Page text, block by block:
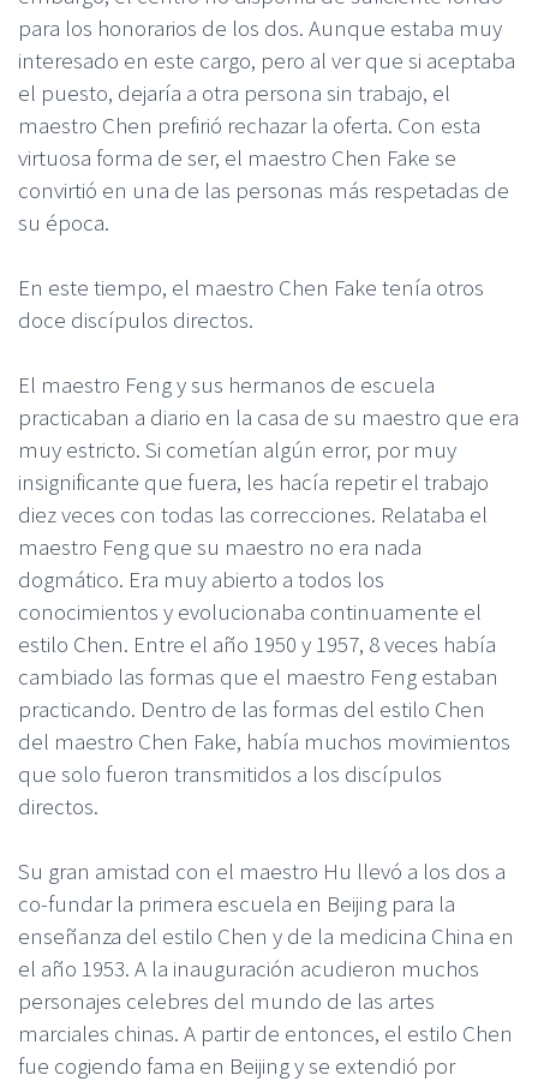
para los honorarios de los dos. Aunque estaba muy
interesado en este cargo, pero al ver que si aceptaba
el puesto, dejaría a otra persona sin trabajo, el
maestro Chen prefirió rechazar la oferta. Con esta
virtuosa forma de ser, el maestro Chen Fake se
convirtió en una de las personas más respetadas de
su época.
En este tiempo, el maestro Chen Fake tenía otros
doce discípulos directos.
El maestro Feng y sus hermanos de escuela
practicaban a diario en la casa de su maestro que era
muy estricto. Si cometían algún error, por muy
insignificante que fuera, les hacía repetir el trabajo
diez veces con todas las correcciones. Relataba el
maestro Feng que su maestro no era nada
dogmático. Era muy abierto a todos los
conocimientos y evolucionaba continuamente el
estilo Chen. Entre el año 1950 y 1957, 8 veces había
cambiado las formas que el maestro Feng estaban
practicando. Dentro de las formas del estilo Chen
del maestro Chen Fake, había muchos movimientos
que solo fueron transmitidos a los discípulos
directos.
Su gran amistad con el maestro Hu llevó a los dos a
co-fundar la primera escuela en Beijing para la
enseñanza del estilo Chen y de la medicina China en
el año 1953. A la inauguración acudieron muchos
personajes celebres del mundo de las artes
marciales chinas. A partir de entonces, el estilo Chen
fue cogiendo fama en Beijing y se extendió por